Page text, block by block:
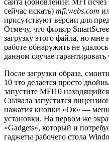
сайта (обновление: MFI
сейчас искать) mfi.webs.com
присутствуют версии для
Отмечу, что фильтр
загрузку этого файла, но мне
работе обнаружить не
данном случае
После загрузки образа,
10 это делается просто
запустите MFI10
Сначала запустится
нажатия кнопки «Ок» —
установки. На первом же
«Gadgets», который и
гаджеты рабочего стола